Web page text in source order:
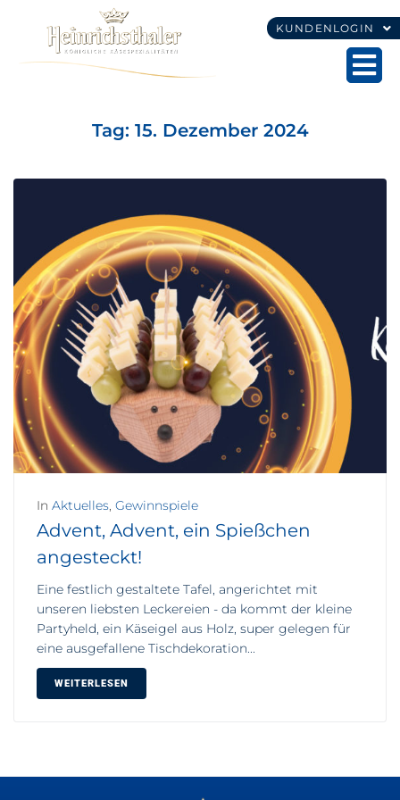
KUNDENLOGIN
Tag: 15. Dezember 2024
In Aktuelles, Gewinnspiele
Advent, Advent, ein Spießchen
angesteckt!
Eine festlich gestaltete Tafel, angerichtet mit
unseren liebsten Leckereien - da kommt der kleine
Partyheld, ein Käseigel aus Holz, super gelegen für
eine ausgefallene Tischdekoration...
WEITERLESEN